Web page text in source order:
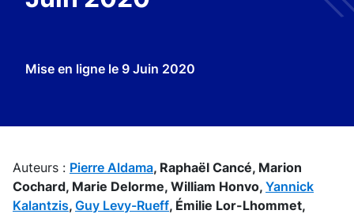
Mise en ligne le 9 Juin 2020
Auteurs : Pierre Aldama, Raphaël Cancé, Marion
Cochard, Marie Delorme, William Honvo, Yannick
Kalantzis, Guy Levy-Rueff, Émilie Lor-Lhommet,